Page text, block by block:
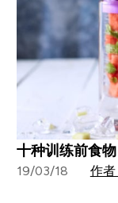
十种训练前食
19/03/18 作